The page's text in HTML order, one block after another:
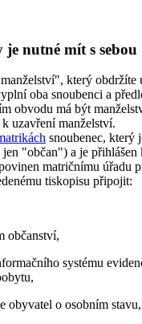
nutné mít s sebou
který obdržíte
oba snoubenci a
obvodu má být
uzavření manželství.
snoubenec, který
"občan") a je přihlášen
matričnímu úřadu
tiskopisu připojit:
občanství,
systému
obyvatel o osobním stavu,